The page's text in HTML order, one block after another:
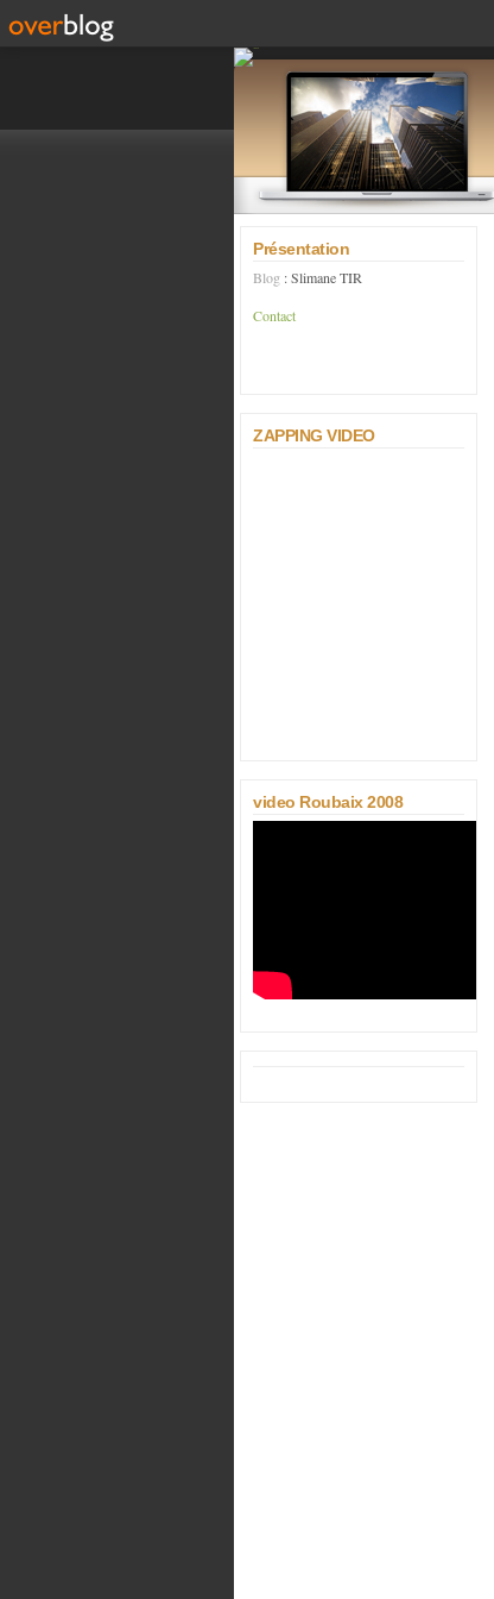
Présentation
Blog : Slimane TIR
Contact
ZAPPING VIDEO
video Roubaix 2008